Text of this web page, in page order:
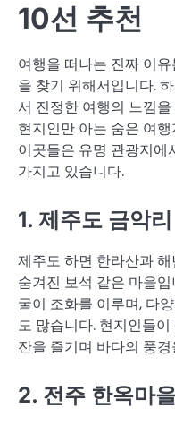
10선 추천
여행을 떠나는 진짜 이
을 찾기 위해서입니다.
서 진정한 여행의 느낌
현지인만 아는 숨은 여
이곳들은 유명 관광지에
가지고 있습니다.
1. 제주도 금악리
제주도 하면 한라산과
숨겨진 보석 같은 마을
굴이 조화를 이루며, 다
도 많습니다. 현지인들
잔을 즐기며 바다의 풍
2. 전주 한옥마